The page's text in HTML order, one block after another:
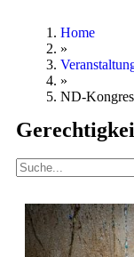
Home
»
»
ND-